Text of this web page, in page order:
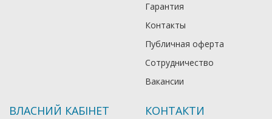
Гарантия
Контакты
Публичная оферта
Сотрудничество
Вакансии
ВЛАСНИЙ КАБІНЕТ КОНТАКТИ